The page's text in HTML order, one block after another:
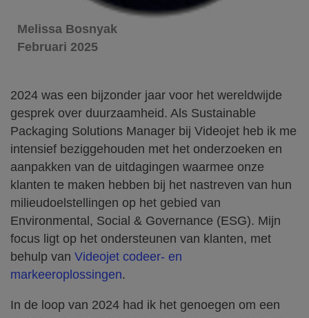
Melissa Bosnyak
Februari 2025
2024 was een bijzonder jaar voor het wereldwijde
gesprek over duurzaamheid. Als Sustainable
Packaging Solutions Manager bij Videojet heb ik me
intensief beziggehouden met het onderzoeken en
aanpakken van de uitdagingen waarmee onze
klanten te maken hebben bij het nastreven van hun
milieudoelstellingen op het gebied van
Environmental, Social & Governance (ESG). Mijn
focus ligt op het ondersteunen van klanten, met
behulp van Videojet codeer- en
markeeroplossingen.
In de loop van 2024 had ik het genoegen om een